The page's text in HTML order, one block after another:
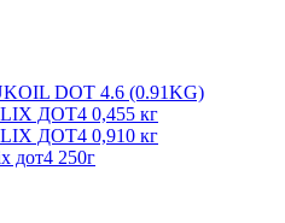
DOT 4.6 (0.91KG)
ДОТ4 0,455 кг
ДОТ4 0,910 кг
дот4 250г